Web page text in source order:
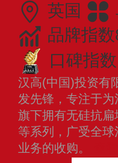
英国
品牌指
口碑指
汉高(中国)投资有
发先锋，专注于
旗下拥有无硅抗
等系列，广受全
业务的收购。